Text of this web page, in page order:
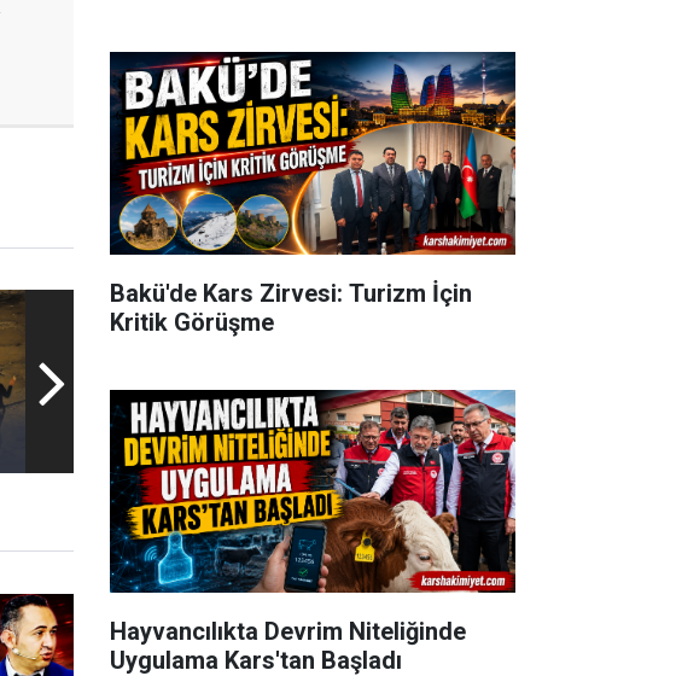
Bakü'de Kars Zirvesi: Turizm İçin
Kritik Görüşme
Hayvancılıkta Devrim Niteliğinde
Uygulama Kars'tan Başladı